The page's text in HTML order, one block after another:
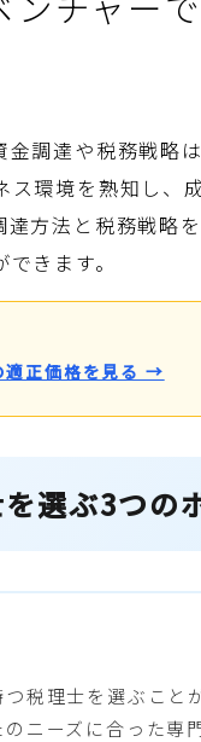
調達や税務戦略
環境を熟知し、
方法と税務戦略
きます。
適正価格を見る →
選ぶ3つの
税理士を選ぶこと
ニーズに合った専